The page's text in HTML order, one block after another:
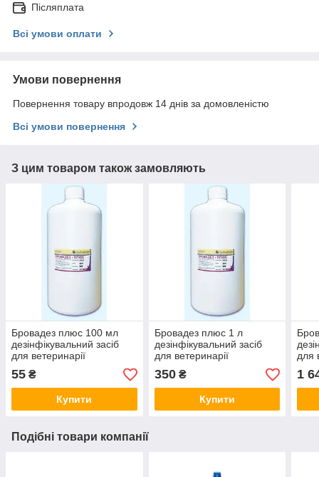
Післяплата
Всі умови оплати
Умови повернення
Повернення товару впродовж 14 днів за домовленістю
Всі умови повернення
З цим товаром також замовляють
Бровадез плюс 100 мл
дезінфікувальний засіб
для ветеринарії
55 ₴
Купити
Бровадез плюс 1 л
дезінфікувальний засіб
для ветеринарії
350₴
Купити
для
1
Подібні товари компанії